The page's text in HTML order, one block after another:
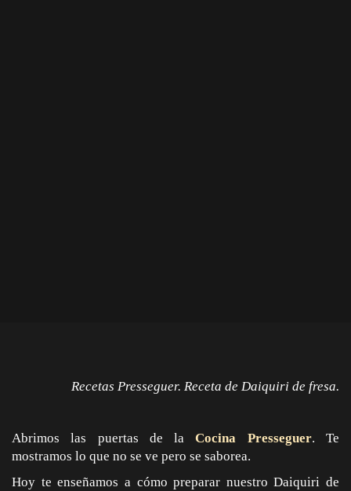
Recetas Presseguer. Receta de Daiquiri de fresa.
Abrimos las puertas de laCocina Presseguer. Te
mostramos lo que no se ve pero se saborea.
Hoy te enseñamos a cómo preparar nuestro Daiquiri de